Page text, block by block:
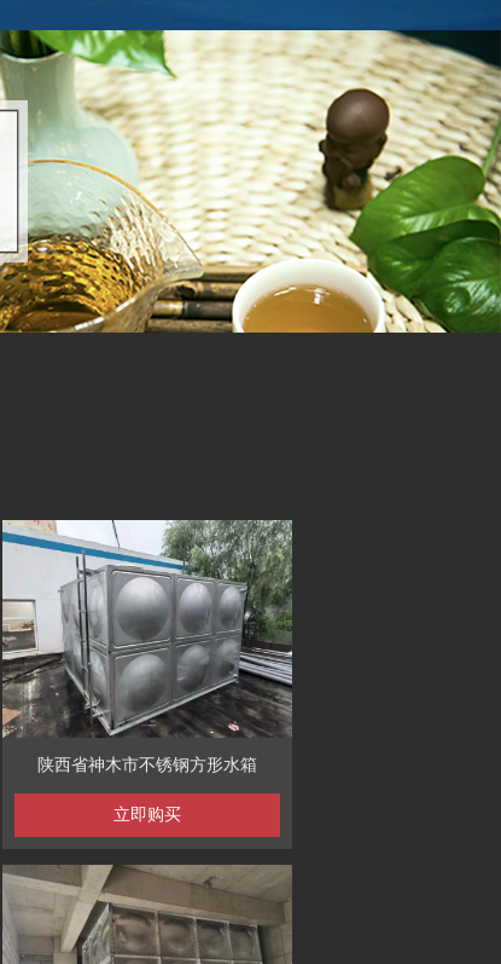
陕西省神木市不锈钢方形水箱
立即购买